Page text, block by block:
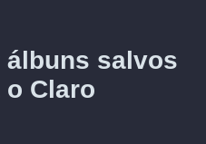
salvos
o Claro